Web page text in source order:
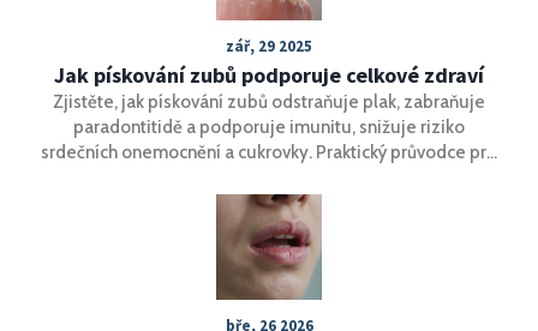
zář, 29 2025
Jak pískování zubů podporuje celkové zdraví
Zjistěte, jak pískování zubů odstraňuje plak, zabraňuje
paradontitidě a podporuje imunitu, snižuje riziko
srdečních onemocnění a cukrovky. Praktický průvodce pro
bře, 26 2026